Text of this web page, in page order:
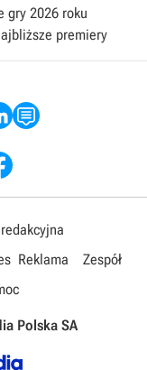
gry 2026 roku
premiery
Reklama
Zespół
Polska SA